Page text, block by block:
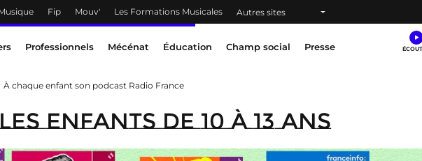
Fip Mouv' Les Formations Musicales Autres sites
Professionnels Mécénat Éducation Champ social Presse
À chaque enfant son podcast Radio France
enfants de 10 à 13 ans